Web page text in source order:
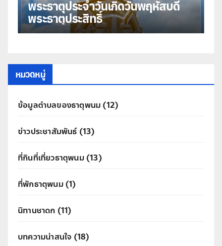
พระธาตุประจำวันเกิดวันพฤหัสบดี
พระธาตุประสิทธิ์
พระธ
มหาชัย
หมวดหมู่
ข้อมูลตำบลของธาตุพนม (12)
ข่าวประชาสัมพันธ์(13)
ที่กินที่เที่ยวธาตุพนม(13)
ที่พักธาตุพนม(1)
นิทานชาดก (11)
บทความน่าสนใจ (18)